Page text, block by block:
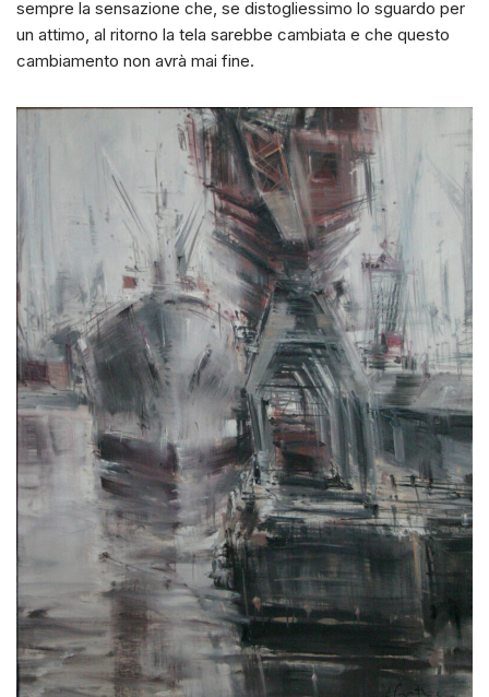
sempre la sensazione che, se distogliessimo lo sguardo per
un attimo, al ritorno la tela sarebbe cambiata e che questo
cambiamento non avrà mai fine.